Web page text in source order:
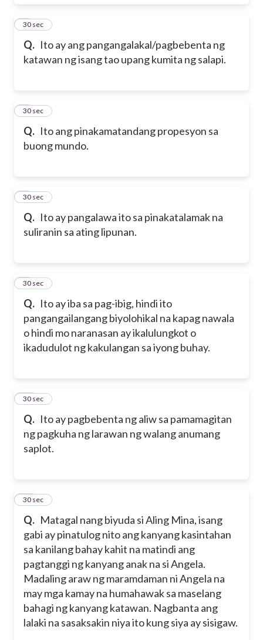
Q. Ito ay ang pangangalakal/pagbebenta ng
katawan ng isang tao upang kumita ng salapi.
6
30 sec
Q. Ito ang pinakamatandang propesyon sa
buong mundo.
7
30 sec
Q. Ito ay pangalawa ito sa pinakatalamak na
suliranin sa ating lipunan.
8
30 sec
Q. Ito ay iba sa pag-ibig, hindi ito
pangangailangang biyolohikal na kapag nawala
o hindi mo naranasan ay ikalulungkot o
ikadudulot ng kakulangan sa iyong buhay.
9
30 sec
Q. Ito ay pagbebenta ng aliw sa pamamagitan
ng pagkuha ng larawan ng walang anumang
saplot.
10
30 sec
Q. Matagal nang biyuda si Aling Mina, isang
gabi ay pinatulog nito ang kanyang kasintahan
sa kanilang bahay kahit na matindi ang
pagtanggi ng kanyang anak na si Angela.
Madaling araw ng maramdaman ni Angela na
may mga kamay na humahawak sa maselang
bahagi ng kanyang katawan. Nagbanta ang
lalaki na sasaksakin niya ito kung siya ay sisigaw.
11
30 sec